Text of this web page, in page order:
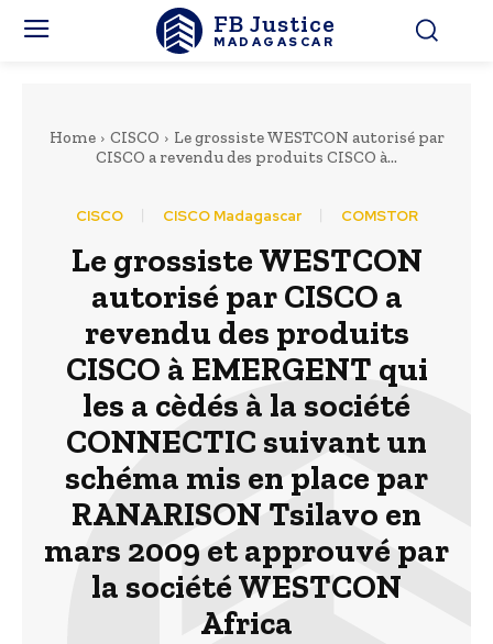
FB Justice
MADAGASCAR
Home CISCO
Le grossiste WESTCON autorisé par
CISCO a revendu des produits CISCO à...
CISCO CISCO Madagascar COMSTOR
Le grossiste WESTCON
autorisé par CISCO a
revendu des produits
CISCO à EMERGENT qui
les a cèdés à la société
CONNECTIC suivant un
schéma mis en place par
RANARISON Tsilavo en
mars 2009 et approuvé par
la société WESTCON
Africa